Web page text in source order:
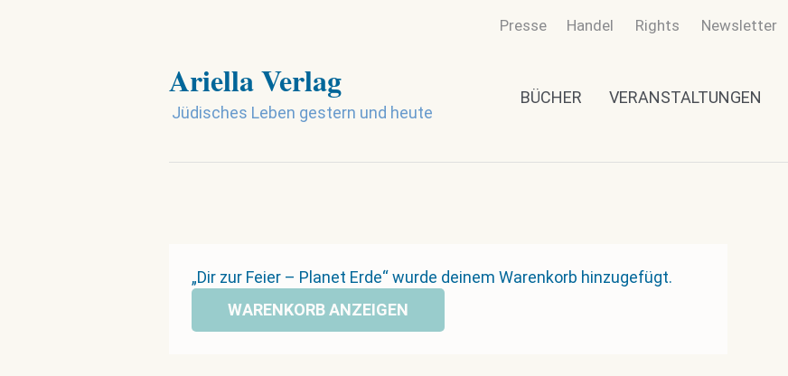
Presse Handel Rights Newsletter
Ariella Verlag
Jüdisches Leben gestern und heute
BÜCHER VERANSTALTUNGEN
„Dir zur Feier – Planet Erde“ wurde deinem Warenkorb hinzugefügt.
WARENKORB ANZEIGEN